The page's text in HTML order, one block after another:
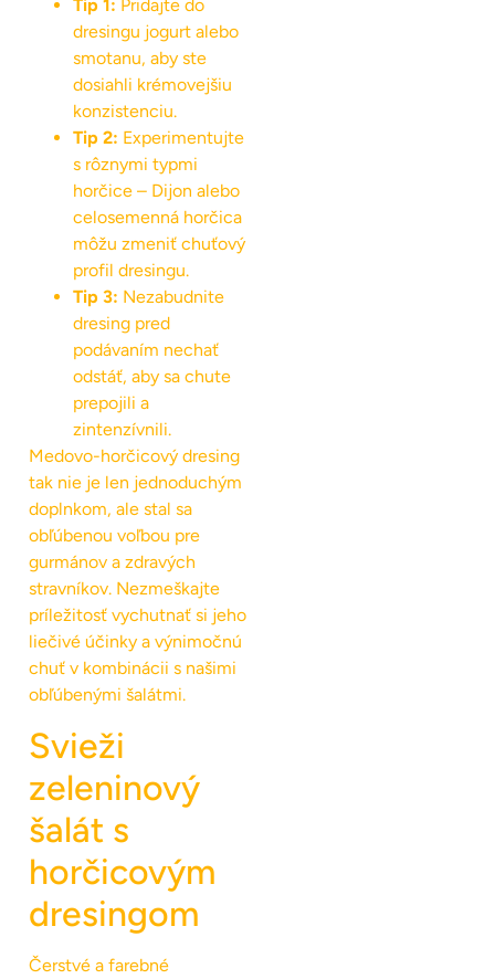
Tip 1: Pridajte do
dresingu jogurt alebo
smotanu, aby ste
dosiahli krémovejšiu
konzistenciu.
Tip 2: Experimentujte
s rôznymi typmi
horčice – Dijon alebo
celosemenná horčica
môžu zmeniť chuťový
profil dresingu.
Tip 3: Nezabudnite
dresing pred
podávaním nechať
odstáť, aby sa chute
prepojili a
zintenzívnili.
Medovo-horčicový dresing
tak nie je len jednoduchým
doplnkom, ale stal sa
obľúbenou voľbou pre
gurmánov a zdravých
stravníkov. Nezmeškajte
príležitosť vychutnať si jeho
liečivé účinky a výnimočnú
chuť v kombinácii s našimi
obľúbenými šalátmi.
Svieži
zeleninový
šalát s
horčicovým
dresingom
Čerstvé a farebné